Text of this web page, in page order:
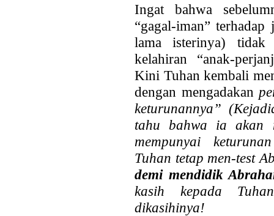
Ingat bahwa
“gagal-iman”
lama isterinya)
kelahiran “anak-
Kini Tuhan kembali
dengan mengadakan
keturunannya”
tahu bahwa ia akan
mempunyai
Tuhan tetap men-test
demi mendidik
kasih kepada
dikasihinya!